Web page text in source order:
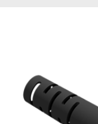
工作机会